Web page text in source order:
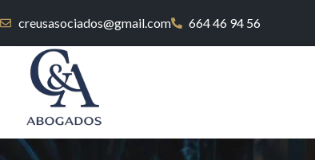
creusasociados@gmail.com 664 46 94 56